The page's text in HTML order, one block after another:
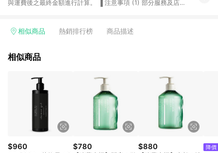
與運費後之最終金額進行計算。 ▐ 注意事項 (1) 部分服務及店家
Smart mobile、神腦生活、JS巨盛、樂天KOBO電子書，請詳閱
台灣樂天市場，並在同一瀏覽器於24小時內結帳，才享有 LINE
市場 45 天內完成訂單出貨及結帳，則不符合贈點資格。 (4) 如
使用APP、或中途瀏覽比價網、回饋網、Google等其他網頁、或
由網頁版(電腦版/手機版網頁)切換為App都將會造成追蹤中斷而
無法進行 LINE POINTS 回饋。 (5) LINE 購物為購物資訊整合性
平台，商品資料更新會有時間差，如顯示之商品規格、顏色、價
位、贈品與台灣樂天市場銷售網頁不符，以銷售網頁標示為準。
(6) 導購訂單已逾 365 天，根據台灣樂天回饋規定，逾期訂單將
不符合回饋資格。 (7) 若上述或其他原因，致使消費者無接收到
點數回饋或點數回饋有爭議，台灣樂天市場保有更改條款與法律
相似商品 熱銷排行榜 商品描述
相似商品
$960 $780 $880 降價